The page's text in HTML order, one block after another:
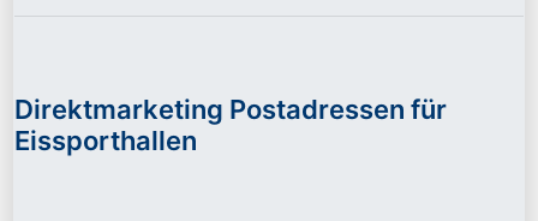
Direktmarketing Postadressen für
Eissporthallen